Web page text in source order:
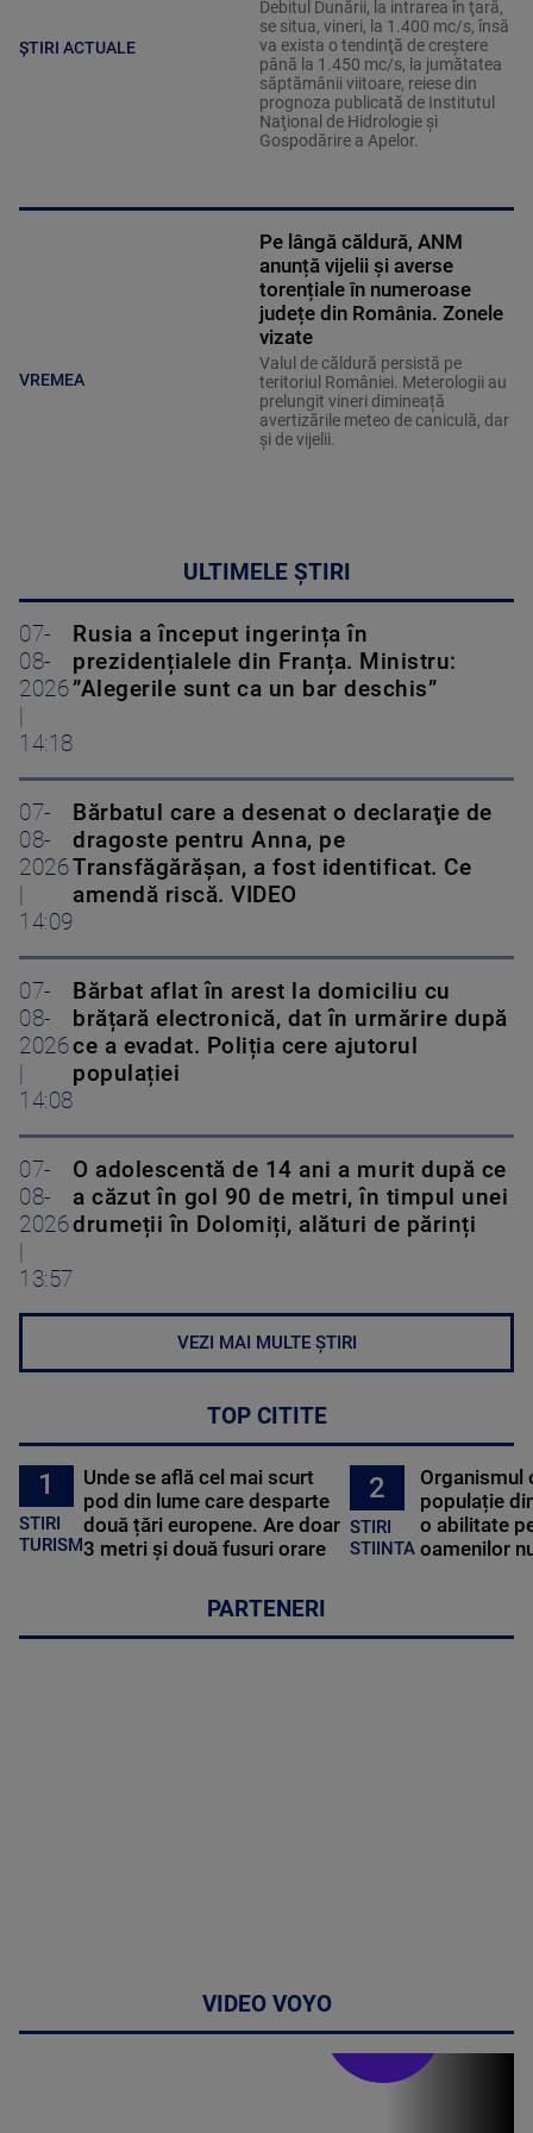
ȘTIRI ACTUALE
Debitul Dunării, la intrarea în ţară,
se situa, vineri, la 1.400 mc/s, însă
va exista o tendinţă de creştere
până la 1.450 mc/s, la jumătatea
săptămânii viitoare, reiese din
prognoza publicată de Institutul
Naţional de Hidrologie şi
Gospodărire a Apelor.
VREMEA
Pe lângă căldură, ANM
anunță vijelii și averse
torențiale în numeroase
județe din România. Zonele
vizate
Valul de căldură persistă pe
teritoriul României. Meterologii au
prelungit vineri dimineață
avertizările meteo de caniculă, dar
și de vijelii.
ULTIMELE ȘTIRI
07-
08-
2026
14:18
Rusia a început ingerința în
prezidențialele din Franța. Ministru:
”Alegerile sunt ca un bar deschis”
07-
08-
2026
14:09
Bărbatul care a desenat o declaraţie de
dragoste pentru Anna, pe
Transfăgărăşan, a fost identificat. Ce
amendă riscă. VIDEO
07-
08-
2026
14:08
Bărbat aflat în arest la domiciliu cu
brățară electronică, dat în urmărire după
ce a evadat. Poliția cere ajutorul
populației
07-
08-
2026
13:57
O adolescentă de 14 ani a murit după ce
a căzut în gol 90 de metri, în timpul unei
drumeții în Dolomiți, alături de părinți
VEZI MAI MULTE ȘTIRI
TOP CITITE
1
STIRI
TURISM
Unde se află cel mai scurt
pod din lume care desparte
două țări europene. Are doar
3 metri și două fusuri orare
2
STIRI
STIINTA
Organismul
populație
o abilitate
oamenilor
PARTENERI
VIDEO VOYO